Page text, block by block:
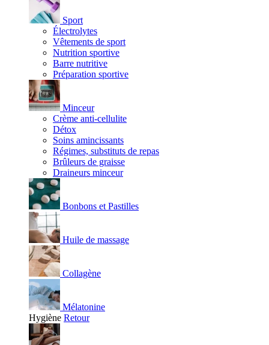
Sport
Électrolytes
Vêtements de sport
Nutrition sportive
Barre nutritive
Préparation sportive
Minceur
Crème anti-cellulite
Détox
Soins amincissants
Régimes, substituts de repas
Brûleurs de graisse
Draineurs minceur
Bonbons et Pastilles
Huile de massage
Collagène
Mélatonine
Hygiène Retour